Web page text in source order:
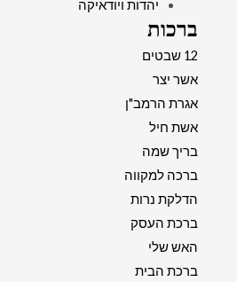
יהדות ויודאיקה
ברכות
12 שבטים
אשר יצר
אגרת הרמב"ן
אשת חיל
בריך שמה
ברכה למקווה
הדלקת נרות
ברכת העסק
האש שלי
ברכת הבית